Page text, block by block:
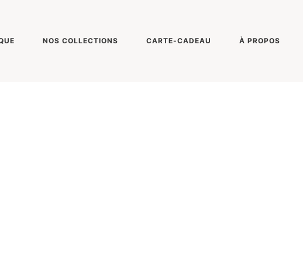
NOS COLLECTIONS CARTE-CADEAU À PROPOS